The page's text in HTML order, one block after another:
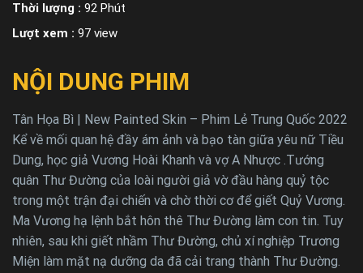
Thời lượng : 92 Phút
Lượt xem : 97 view
NỘI DUNG PHIM
Tân Họa Bì | New Painted Skin – Phim Lẻ Trung Quốc 2022
Kể về mối quan hệ đầy ám ảnh và bạo tàn giữa yêu nữ Tiều
Dung, học giả Vương Hoài Khanh và vợ A Nhược .Tướng
quân Thư Đường của loài người giả vờ đầu hàng quỷ tộc
trong một trận đại chiến và chờ thời cơ để giết Quỷ Vương.
Ma Vương hạ lệnh bắt hôn thê Thư Đường làm con tin. Tuy
nhiên, sau khi giết nhầm Thư Đường, chủ xí nghiệp Trương
Miện làm mặt nạ dưỡng da đã cải trang thành Thư Đường.